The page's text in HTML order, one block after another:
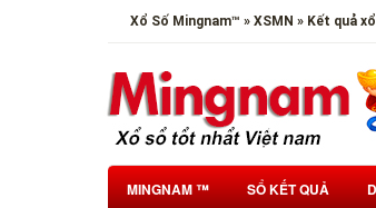
Xổ Số Mingnam™ » XSMN » Kết quả
MINGNAM ™ SỔ KẾT QUẢ